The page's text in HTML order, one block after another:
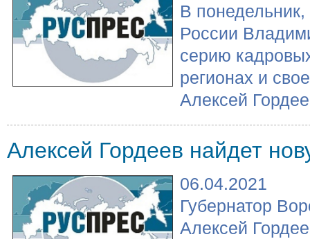
​В
России
серию
регионах и
Алексей
Алексей Гордеев найдет
06.04.2021
Губернатор
Алексей